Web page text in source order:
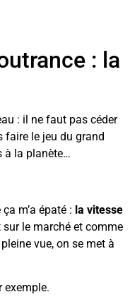
: la
: il ne faut pas céder
le jeu du grand
à la planète…
m’a épaté : la vitesse
le marché et comme
vue, on se met à
exemple.